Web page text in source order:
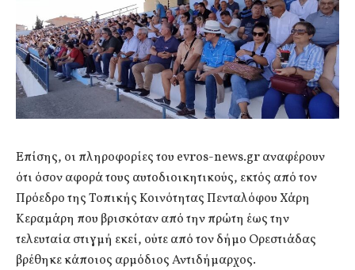
Επίσης, οι πληροφορίες του evros-news.gr αναφέρουν
ότι όσον αφορά τους αυτοδιοικητικούς, εκτός από τον
Πρόεδρο της Τοπικής Κοινότητας Πενταλόφου Χάρη
Κεραμάρη που βρισκόταν από την πρώτη έως την
τελευταία στιγμή εκεί, ούτε από τον δήμο Ορεστιάδας
βρέθηκε κάποιος αρμόδιος Αντιδήμαρχος.